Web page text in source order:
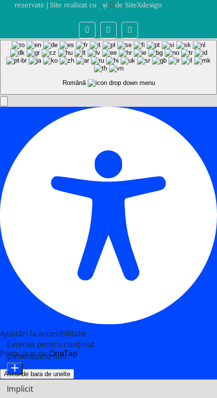
rezervate | Site realizat cu
și de SiteXdesign
Română
Ajustări la accesibilitate
Propulsat deOneTap
Ascunde bara de unelte
Extensii pentru conținut
Dimensiune font
Implicit